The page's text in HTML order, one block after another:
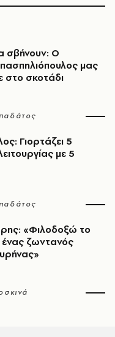
σβήνουν: Ο
μας
στο σκοτάδι
Γιορτάζει 5
με 5
«Φιλοδοξώ το
ένας ζωντανός